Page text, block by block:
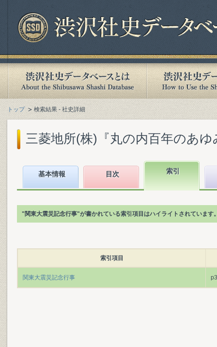
トップ 検索結果 - 社史詳細
三菱地所(株)『丸の内百年のあ
基本情報 目次 索引
"関東大震災記念行事"が書かれている索引項目はハイライトされています
索引項目
関東大震災記念行事